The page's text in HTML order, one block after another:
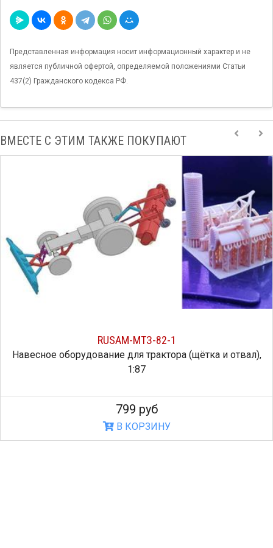
Представленная информация носит информационный характер и не
является публичной офертой, определяемой положениями Статьи
437(2) Гражданского кодекса РФ.
ВМЕСТЕ С ЭТИМ ТАКЖЕ ПОКУПАЮТ
RUSAM-МТЗ-82-1
Навесное оборудование для трактора (щётка и отвал),
1:87
799 руб
В КОРЗИНУ